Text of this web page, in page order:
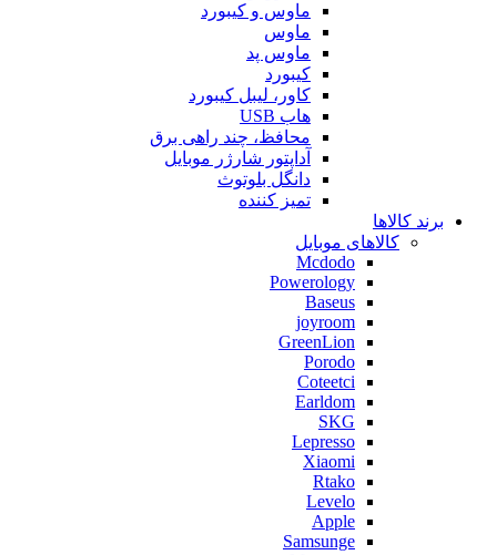
ماوس و کیبورد
ماوس
ماوس پد
کیبورد
کاور، لیبل کیبورد
هاب USB
محافظ، چند راهی برق
آداپتور شارژر موبایل
دانگل بلوتوث
تمیز کننده
برند کالاها
کالاهای موبایل
Mcdodo
Powerology
Baseus
joyroom
GreenLion
Porodo
Coteetci
Earldom
SKG
Lepresso
Xiaomi
Rtako
Levelo
Apple
Samsunge